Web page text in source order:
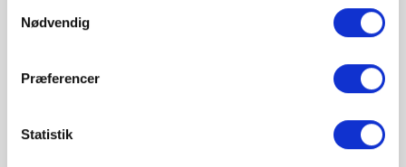
Nødvendig
Præferencer
Statistik